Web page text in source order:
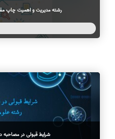
رشته مدیریت و اهمیت چاپ
شرایط قبولی در مصاحبه